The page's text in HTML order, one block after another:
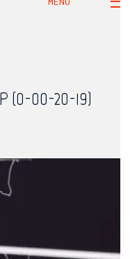
(0-00-20-19)
(Dipl. Des.)